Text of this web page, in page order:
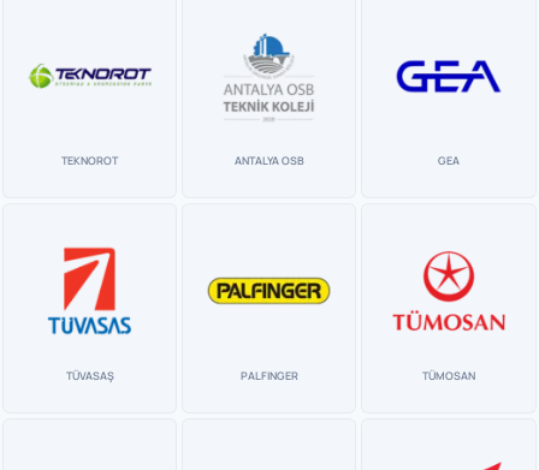
TEKNOROT ANTALYA OSB GEA
TÜVASAŞ PALFINGER TÜMOSAN